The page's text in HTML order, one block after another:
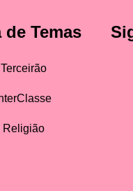
Temas
Religião